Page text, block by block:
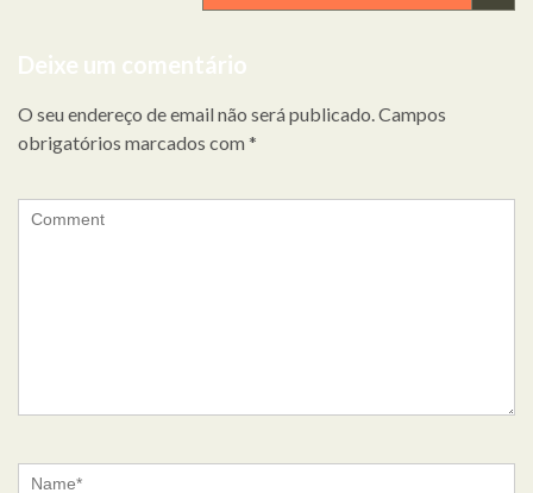
Deixe um comentário
O seu endereço de email não será publicado. Campos
obrigatórios marcados com *